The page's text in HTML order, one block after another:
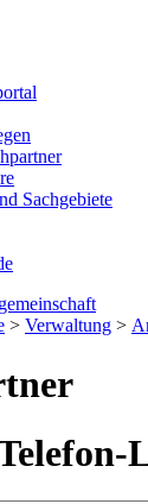
Sachgebiete
> Verwaltung >